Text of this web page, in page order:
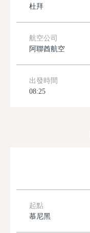
杜拜
航空公司
阿聯酋航空
出發時間
08:25
起點
慕尼黑